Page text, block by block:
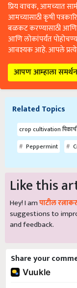
प्रिय वाचक, आमच्यात
आमच्यासाठी कृषी
बळकट करण्यासाठी आणि
आणि लोकांपर्यंत
आवश्यक आहे. आपले
आपण आम्हाला
Related Topics
crop cultivation
Peppermint
Like this
Hey! I amपाटील
suggestions to
and feedback.
Share your